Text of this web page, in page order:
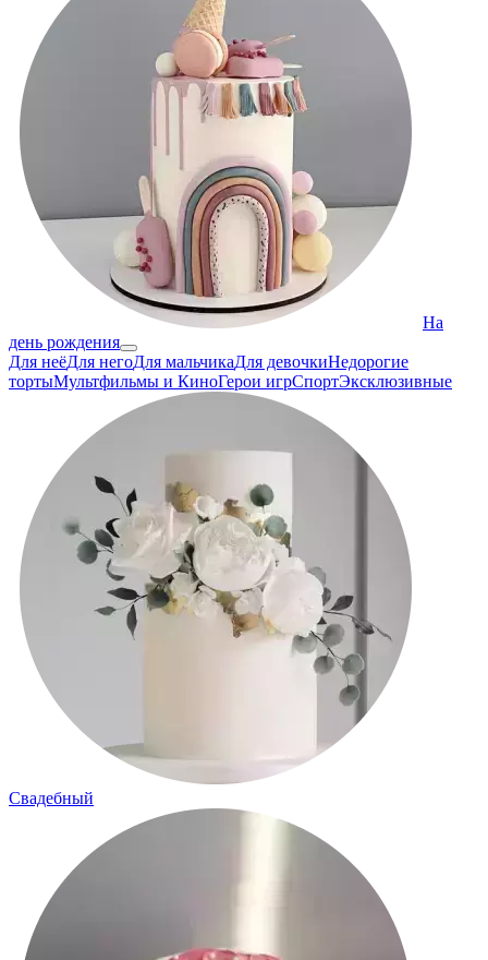
На
день рождения
Для неёДля негоДля мальчикаДля девочкиНедорогие
тортыМультфильмы и КиноГерои игрСпортЭксклюзивные
Свадебный